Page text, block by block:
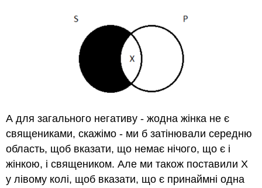
А для загального негативу - жодна жінка не є
священиками, скажімо - ми б затінювали середню
область, щоб вказати, що немає нічого, що є і
жінкою, і священиком. Але ми також поставили X
у лівому колі, щоб вказати, що є принаймні одна